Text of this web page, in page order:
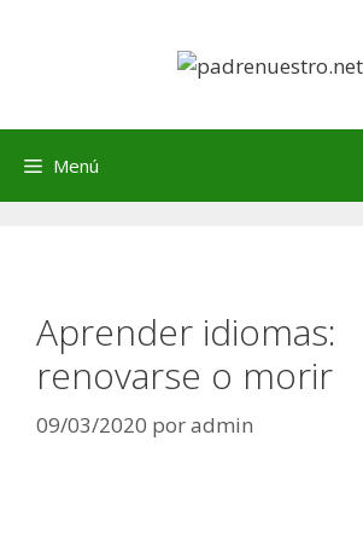
Menú
Aprender idiomas:
renovarse o morir
09/03/2020 poradmin